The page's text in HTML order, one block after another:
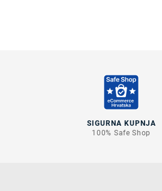
SIGURNA KUPNJA
100% Safe Shop